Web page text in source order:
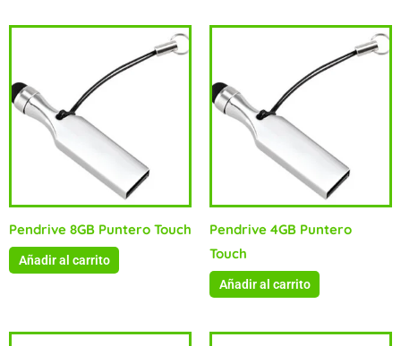
Pendrive 8GB Puntero Touch
Añadir al carrito
Pendrive 4GB Puntero
Touch
Añadir al carrito